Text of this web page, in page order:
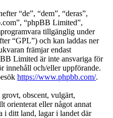
“de”, “dem”, “deras”,
“phpBB Limited”,
tillgänglig under
“GPL”) och kan laddas ner
främjar endast
Limited är inte ansvariga för
innehåll och/eller uppförande.
https://www.phpbb.com/.
obscent, vulgärt,
orienterat eller något annat
i ditt land, lagar i landet där